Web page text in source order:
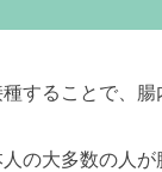
することで、腸
の大多数の人が